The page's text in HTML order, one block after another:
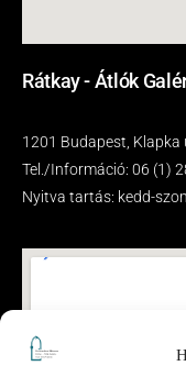
Rátkay - Átlók
1201 Budapest, Klapka
Tel./Információ: 06 (1)
Nyitva tartás: kedd-